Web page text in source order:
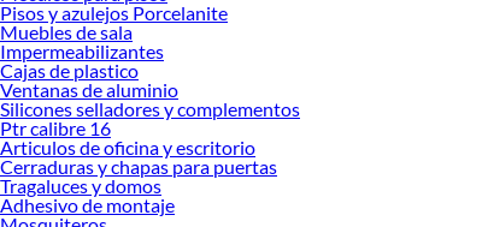
Pisos y azulejos Porcelanite
Muebles de sala
Impermeabilizantes
Cajas de plastico
Ventanas de aluminio
Silicones selladores y complementos
Ptr calibre 16
Articulos de oficina y escritorio
Cerraduras y chapas para puertas
Tragaluces y domos
Adhesivo de montaje